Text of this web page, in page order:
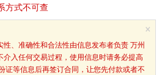
方式不可查
×
、准确性和合法性由信息发布者负责 万州
入任何交易过程，使用信息时请务必提高
证等信息后再签订合同，让您先付款或者不